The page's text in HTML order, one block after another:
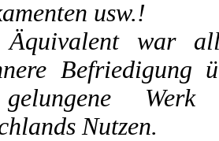
usw.!
war
Befriedigung
Werk
Nutzen.